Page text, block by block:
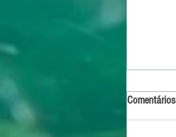
Comentários